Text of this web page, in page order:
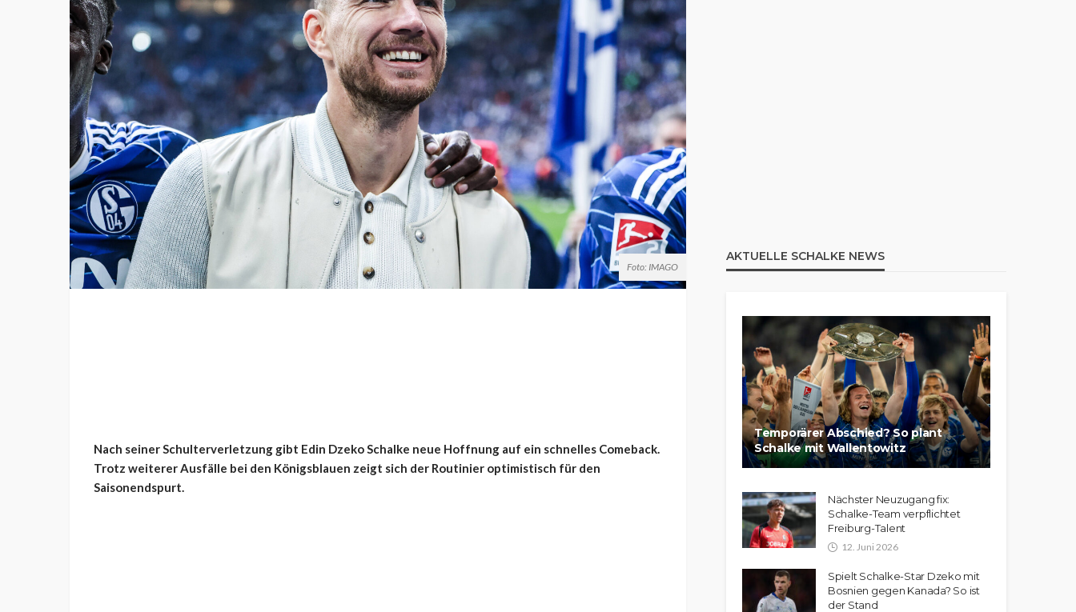
Foto: IMAGO
Nach seiner Schulterverletzung gibt Edin Dzeko Schalke neue Hoffnung auf ein schnelles Comeback.
Trotz weiterer Ausfälle bei den Königsblauen zeigt sich der Routinier optimistisch für den
Saisonendspurt.
AKTUELLE SCHALKE NEWS
Temporärer Abschied? So plant
Schalke mit Wallentowitz
Nächster Neuzugang fix:
Schalke-Team verpflichtet
Freiburg-Talent
12. Juni 2026
Spielt Schalke-Star Dzeko mit
Bosnien gegen Kanada? So ist
der Stand